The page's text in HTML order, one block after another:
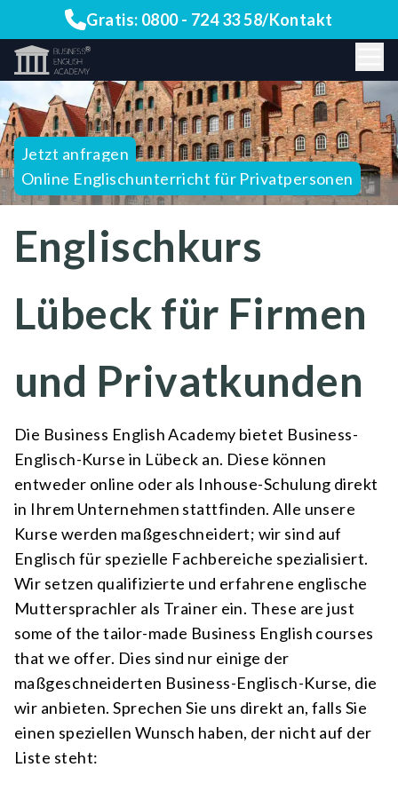
Gratis: 0800 - 724 33 58/Kontakt
Jetzt anfragen
Online Englischunterricht für Privatpersonen
Englischkurs
Lübeck für Firmen
und Privatkunden
Die Business English Academy bietet Business-
Englisch-Kurse in Lübeck an. Diese können
entweder online oder als Inhouse-Schulung direkt
in Ihrem Unternehmen stattfinden. Alle unsere
Kurse werden maßgeschneidert; wir sind auf
Englisch für spezielle Fachbereiche spezialisiert.
Wir setzen qualifizierte und erfahrene englische
Muttersprachler als Trainer ein. These are just
some of the tailor-made Business English courses
that we offer. Dies sind nur einige der
maßgeschneiderten Business-Englisch-Kurse, die
wir anbieten. Sprechen Sie uns direkt an, falls Sie
einen speziellen Wunsch haben, der nicht auf der
Liste steht: